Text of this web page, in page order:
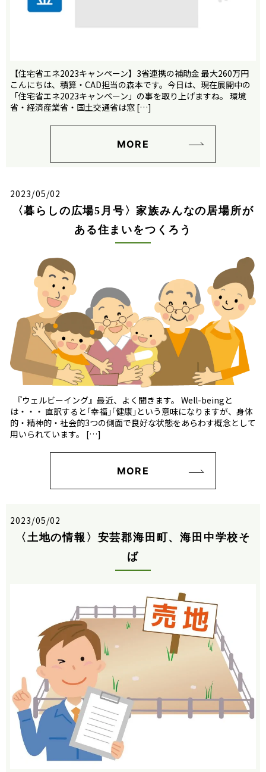
【住宅省エネ2023キャンペーン】3省連携の補助金 最大260万円
こんにちは、積算・CAD担当の森本です。今日は、現在展開中の
「住宅省エネ2023キャンペーン」の事を取り上げますね。 環境
省・経済産業省・国土交通省は窓 […]
MORE
2023/05/02
〈暮らしの広場5月号〉家族みんなの居場所が
ある住まいをつくろう
『ウェルビーイング』最近、よく聞きます。 Well-beingと
は・・・ 直訳すると｢幸福｣｢健康｣という意味になりますが、身体
的・精神的・社会的3つの側面で良好な状態をあらわす概念として
用いられています。 […]
MORE
2023/05/02
〈土地の情報〉安芸郡海田町、海田中学校そ
ば